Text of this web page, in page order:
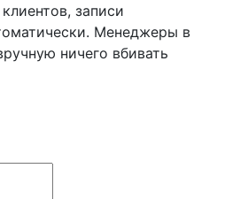
записи
Менеджеры в
ничего вбивать